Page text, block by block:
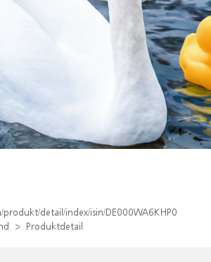
detail/index/isin/DE000WA6KHP0
Produktdetail